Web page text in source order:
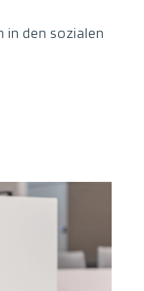
den sozialen